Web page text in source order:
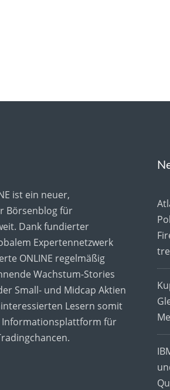
ist ein neuer,
Börsenblog für
Dank fundierter
Expertennetzwerk
ONLINE regelmäßig
Wachstum-Stories
Small- und Midcap Aktien
Lesern somit
Informationsplattform für